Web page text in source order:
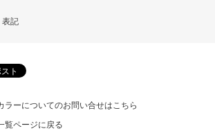
表記
ラーについてのお問い合せはこちら
覧ページに戻る